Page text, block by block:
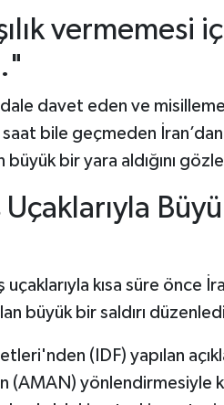
vermemesi
davet eden ve
saat bile geçmeden
bir yara aldığını
Uçaklarıyla
uçaklarıyla kısa süre önce
büyük bir saldırı
(IDF) yapılan
(AMAN) yönlendirmesiyle